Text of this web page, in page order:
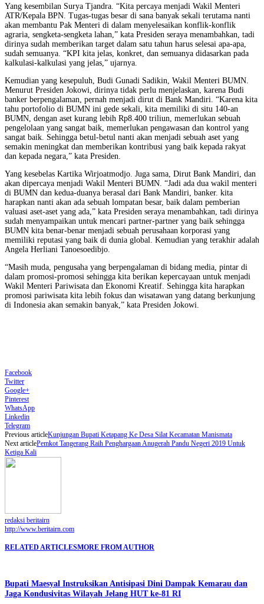
Yang kesembilan Surya Tjandra. “Kita percaya menjadi Wakil Menteri
ATR/Kepala BPN. Tugas-tugas besar di sana banyak sekali terutama nanti
akan membantu Pak Menteri di dalam menyelesaikan konflik-konflik
agraria, sengketa-sengketa lahan,” kata Presiden seraya menambahkan, tadi
dirinya sudah memberikan target dalam satu tahun harus selesai apa-apa,
sudah semuanya. “KPI kita jelas, konkret, dan semuanya didasarkan pada
kalkulasi-kalkulasi yang jelas,” ujarnya.
Kemudian yang kesepuluh, Budi Gunadi Sadikin, Wakil Menteri BUMN.
Menurut Presiden Jokowi, dirinya tidak perlu menjelaskan, karena Budi
banker berpengalaman, pernah menjadi dirut di Bank Mandiri. “Karena kita
tahu portofolio di BUMN ini gede sekali, kita memiliki di situ 140-an
BUMN, dengan aset kurang lebih Rp8.400 triliun, memerlukan sebuah
pengelolaan yang sangat baik, memerlukan pengawasan dan kontrol yang
sangat baik. Sehingga betul-betul nanti akan menjadi sebuah aset yang
semakin meningkat dan memberikan kontribusi yang baik kepada rakyat
dan kepada negara,” kata Presiden.
Yang kesebelas Kartika Wirjoatmodjo. Juga sama, Dirut Bank Mandiri, dan
akan dipercaya menjadi Wakil Menteri BUMN. “Jadi ada dua wakil menteri
di BUMN dan kedua-duanya berasal dari Bank Mandiri, banker. kita
harapkan nanti akan ada sebuah lompatan besar, baik dalam pemberian
valuasi aset-aset yang ada,” kata Presiden seraya menambahkan, tadi dirinya
sudah menyampaikan untuk mencari partner-partner yang baik sehingga
BUMN kita benar-benar menjadi sebuah perusahaan korporasi yang
memiliki reputasi yang baik di dunia global. Kemudian yang terakhir adalah
Angela Herliani Tanoesoedibjo.
“Masih muda, pengusaha yang berpengalaman di bidang media, pintar di
dalam promosi-promosi sehingga kita berikan kepercayaan untuk menjadi
Wakil Menteri Pariwisata dan Ekonomi Kreatif. Sehingga kita harapkan
promosi pariwisata kita lebih fokus dan wisatawan yang datang berkunjung
di Indonesia akan semakin banyak,” kata Presiden Jokowi.
Facebook
Twitter
Google+
Pinterest
WhatsApp
Linkedin
Telegram
Previous articleKunjungan Bupati Ketapang Ke Desa Silat Kecamatan Manismata
Next articlePemkot Tangerang Raih Penghargaan Anugerah Pandu Negeri 2019 Untuk
Ketiga Kali
redaksi beritairn
http://www.beritairn.com
RELATED ARTICLESMORE FROM AUTHOR
Bupati Maesyal Instruksikan Antisipasi Dini Dampak Kemarau dan
Jaga Kondusivitas Wilayah Jelang HUT ke-81 RI